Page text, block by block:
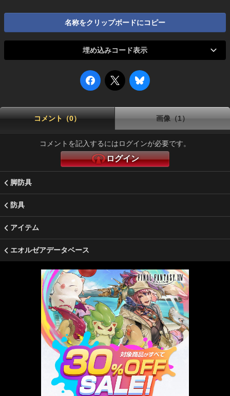
名称をクリップボードにコピー
埋め込みコード表示
コメント（0） 画像（1）
コメントを記入するにはログインが必要です。
ログイン
脚防具
防具
アイテム
エオルゼアデータベース